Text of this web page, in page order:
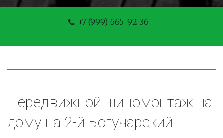
+7 (999) 665-92-36
Передвижной шиномонтаж на
дому на 2-й Богучарский